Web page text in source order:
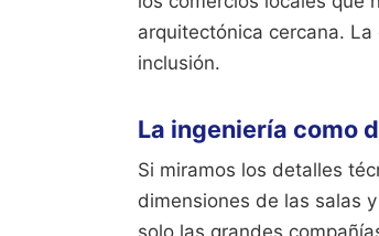
arquitectónica cercana.
inclusión.
La ingeniería como
Si miramos los detalles
dimensiones de las salas